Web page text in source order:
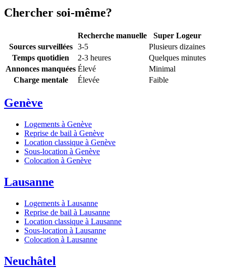
Chercher soi-même?
Recherche manuelle
Super Logeur
Sources surveillées
3-5
Plusieurs dizaines
Temps quotidien
2-3 heures
Quelques minutes
Annonces manquées Élevé
Minimal
Charge mentale
Élevée Faible
Genève
Logements à Genève
Reprise de bail à Genève
Location classique à Genève
Sous-location à Genève
Colocation à Genève
Lausanne
Logements à Lausanne
Reprise de bail à Lausanne
Location classique à Lausanne
Sous-location à Lausanne
Colocation à Lausanne
Neuchâtel